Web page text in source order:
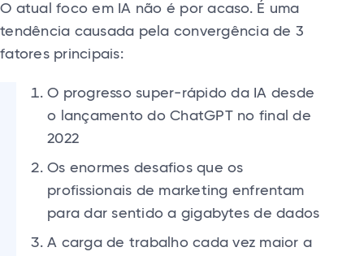
O atual foco em IA não é por acaso. É uma
tendência causada pela convergência de 3
fatores principais:
O progresso super-rápido da IA ​​desde
o lançamento do ChatGPT no final de
2022
Os enormes desafios que os
profissionais de marketing enfrentam
para dar sentido a gigabytes de dados
A carga de trabalho cada vez maior a